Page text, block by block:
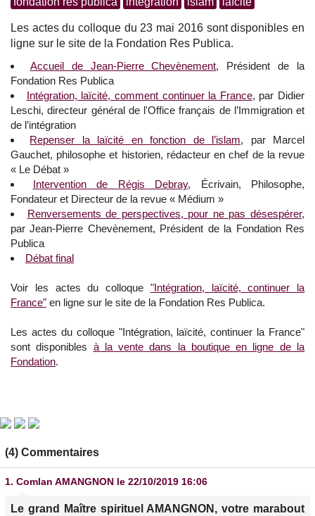
Les actes du colloque du 23 mai 2016 sont disponibles en
ligne sur le site de la Fondation Res Publica.
Accueil de Jean-Pierre Chevènement, Président de la
Fondation Res Publica
Intégration, laïcité, comment continuer la France, par Didier
Leschi, directeur général de l'Office français de l’Immigration et
de l’intégration
Repenser la laïcité en fonction de l’islam, par Marcel
Gauchet, philosophe et historien, rédacteur en chef de la revue
« Le Débat »
Intervention de Régis Debray, Écrivain, Philosophe,
Fondateur et Directeur de la revue « Médium »
Renversements de perspectives, pour ne pas désespérer,
par Jean-Pierre Chevènement, Président de la Fondation Res
Publica
Débat final
Voir les actes du colloque "Intégration, laïcité, continuer la
France" en ligne sur le site de la Fondation Res Publica.
Les actes du colloque "Intégration, laïcité, continuer la France"
sont disponibles à la vente dans la boutique en ligne de la
Fondation.
(4) Commentaires
1. Comlan AMANGNON le 22/10/2019 16:06
Le grand Maître spirituel AMANGNON, votre marabout